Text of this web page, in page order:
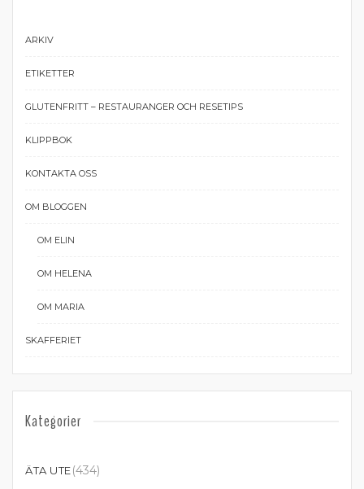
ARKIV
ETIKETTER
GLUTENFRITT – RESTAURANGER OCH RESETIPS
KLIPPBOK
KONTAKTA OSS
OM BLOGGEN
OM ELIN
OM HELENA
OM MARIA
SKAFFERIET
Kategorier
ÄTA UTE(434)